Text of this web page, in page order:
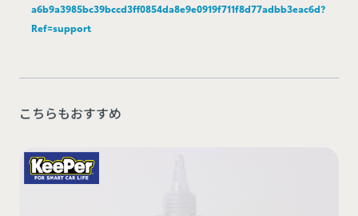
a6b9a3985bc39bccd3ff0854da8e9e0919f711f8d77adbb3eac6d?
Ref=support
こちらもおすすめ